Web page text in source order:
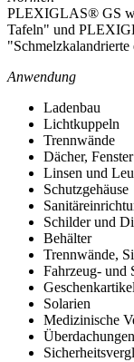
PLEXIGLAS® GS
Tafeln" und
Anwendung
Ladenbau
Lichtkuppeln
Trennwände
Dächer,
Linsen und
Schutzgehäuse
Schilder und
Behälter
Trennwände,
Fahrzeug- und
Solarien
Medizinische
Überdachungen